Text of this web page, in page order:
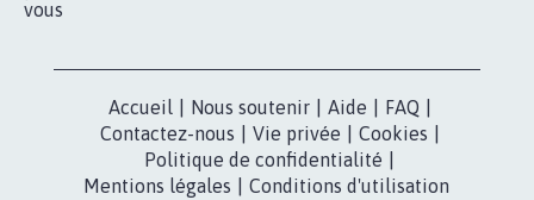
vous
Accueil Nous soutenir Aide FAQ
Contactez-nous
Vie privée Cookies
Politique de confidentialité
Mentions légales
Conditions d'utilisation